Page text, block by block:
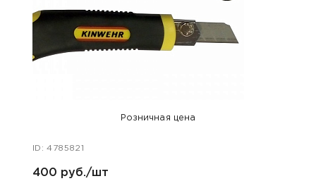
Розничная цена
ID: 4785821
400 руб./шт